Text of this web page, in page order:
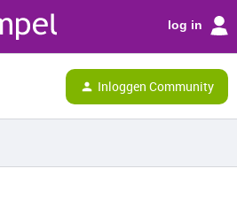
log in
Inloggen Community